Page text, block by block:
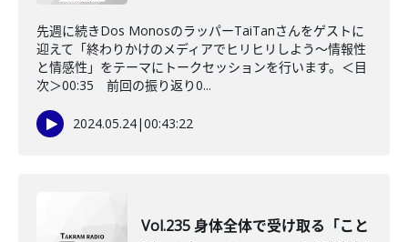
先週に続きDos MonosのラッパーTaiTanさんをゲストに
迎えて「終わりかけのメディアでヒリヒリしよう〜情報性
と情感性」をテーマにトークセッションを行います。＜目
次＞00:35 前回の振り返り0...
2024.05.24|00:43:22
Vol.235 身体全体で受け取る「こと